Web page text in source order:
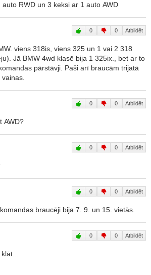
RWD un 3 keksi ar 1 auto AWD
0 0 Atbildēt
viens 318is, viens 325 un 1 vai 2 318
Jā BMW 4wd klasē bija 1 325ix., bet ar to
pārstāvji. Paši arī braucām trijatā
0 0 Atbildēt
AWD?
0 0 Atbildēt
0 0 Atbildēt
braucēji bija 7. 9. un 15. vietās.
0 0 Atbildēt